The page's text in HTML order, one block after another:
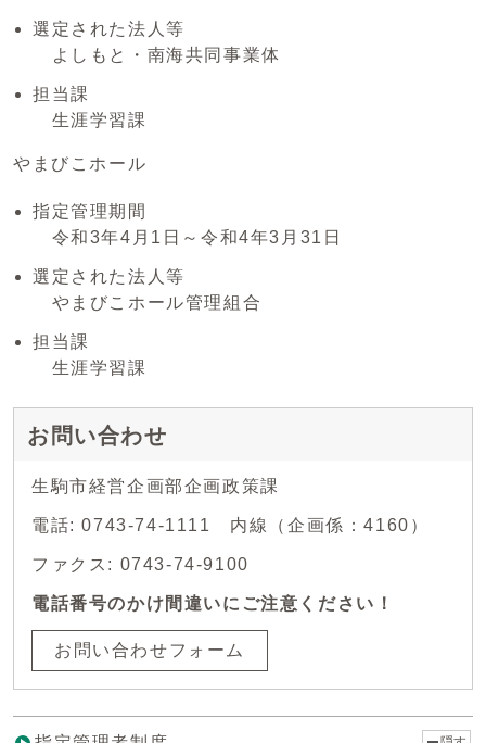
選定された法人等
よしもと・南海共同事業体
担当課
生涯学習課
やまびこホール
指定管理期間
令和3年4月1日～令和4年3月31日
選定された法人等
やまびこホール管理組合
担当課
生涯学習課
お問い合わせ
生駒市経営企画部企画政策課
電話: 0743-74-1111 内線（企画係：4160）
ファクス: 0743-74-9100
電話番号のかけ間違いにご注意ください！
お問い合わせフォーム